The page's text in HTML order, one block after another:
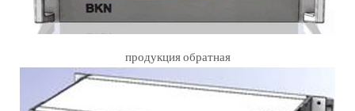
продукция обратная